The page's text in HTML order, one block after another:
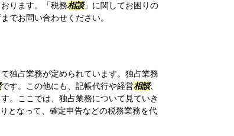
ります。「税務相談」に関してお困りの
でお問い合わせください。
独占業務が定められています。独占業務
です。この他にも、記帳代行や経営相談、
。ここでは、独占業務について見ていき
となって、確定申告などの税務業務を代